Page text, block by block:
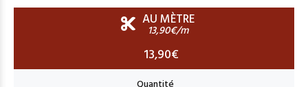
AU MÈTRE
13,90€/m
13,90€